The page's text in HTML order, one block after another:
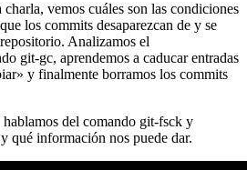
charla, vemos cuáles son las condiciones
los commits desaparezcan de y se
Analizamos el
git-gc, aprendemos a caducar entradas
y finalmente borramos los commits
del comando git-fsck y
qué información nos puede dar.